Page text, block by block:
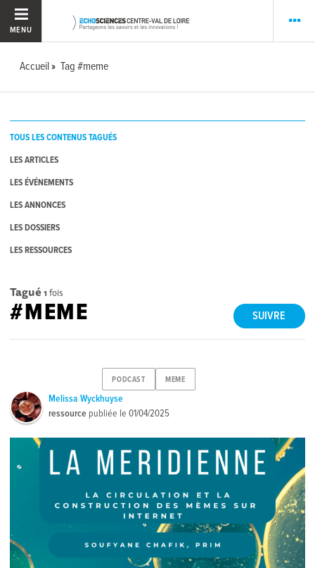
MENU
Accueil Tag #meme
TOUS LES CONTENUS TAGUÉS
LES ARTICLES
LES ÉVÉNEMENTS
LES ANNONCES
LES DOSSIERS
LES RESSOURCES
Tagué 1 fois
SUIVRE
#MEME
PODCAST MEME
Melissa Wyckhuyse
ressource publiée le01/04/2025